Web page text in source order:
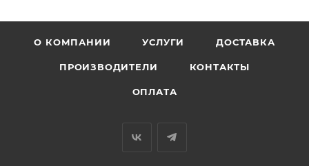
О КОМПАНИИ УСЛУГИ ДОСТАВКА
ПРОИЗВОДИТЕЛИ КОНТАКТЫ
ОПЛАТА